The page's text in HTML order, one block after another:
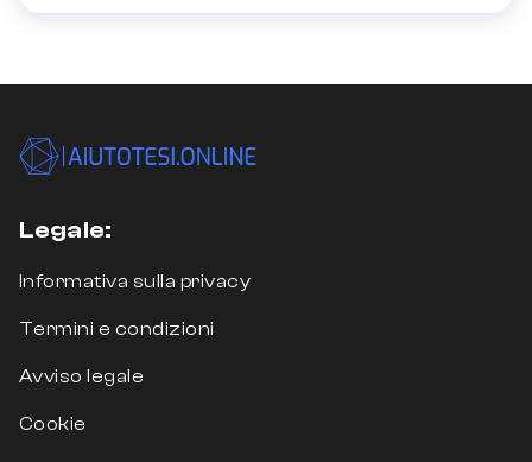
Legale:
Informativa sulla privacy
Termini e condizioni
Avviso legale
Cookie